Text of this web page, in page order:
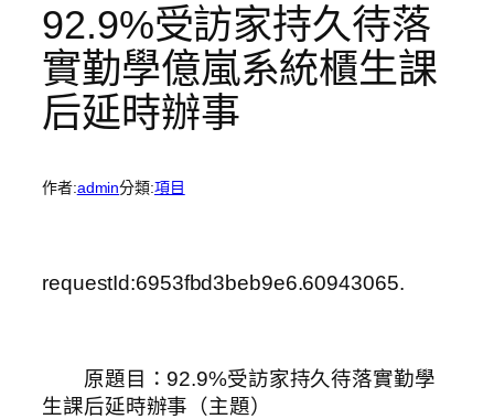
92.9%受訪家持久待落
實勤學億嵐系統櫃生課
后延時辦事
作者:admin分類:項目
requestId:6953fbd3beb9e6.60943065.
原題目：92.9%受訪家持久待落實勤學
生課后延時辦事（主題）